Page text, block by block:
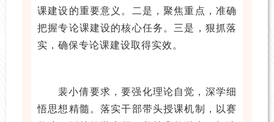
课建设的重要意义。二是，聚焦重点，准确
把握专论课建设的核心任务。三是，狠抓落
实，确保专论课建设取得实效。
裴小倩要求，要强化理论自觉，深学细
悟思想精髓。落实干部带头授课机制，以赛